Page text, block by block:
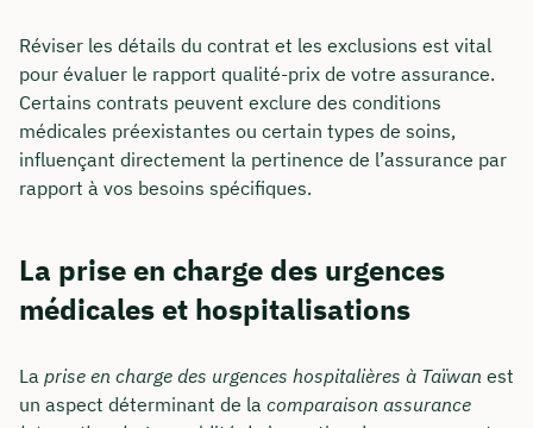
Réviser les détails du contrat et les exclusions est vital
pour évaluer le rapport qualité-prix de votre assurance.
Certains contrats peuvent exclure des conditions
médicales préexistantes ou certain types de soins,
influençant directement la pertinence de l’assurance par
rapport à vos besoins spécifiques.
La prise en charge des urgences
médicales et hospitalisations
La prise en charge des urgences hospitalières à Taïwan est
un aspect déterminant de la comparaison assurance